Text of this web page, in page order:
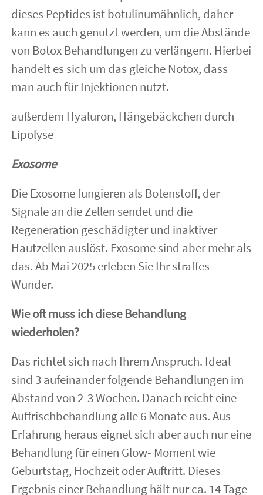
dieses Peptides ist botulinumähnlich, daher
kann es auch genutzt werden, um die Abstände
von Botox Behandlungen zu verlängern. Hierbei
handelt es sich um das gleiche Notox, dass
man auch für Injektionen nutzt.
außerdem Hyaluron, Hängebäckchen durch
Lipolyse
Exosome
Die Exosome fungieren als Botenstoff, der
Signale an die Zellen sendet und die
Regeneration geschädigter und inaktiver
Hautzellen auslöst. Exosome sind aber mehr als
das. Ab Mai 2025 erleben Sie Ihr straffes
Wunder.
Wie oft muss ich diese Behandlung
wiederholen?
Das richtet sich nach Ihrem Anspruch. Ideal
sind 3 aufeinander folgende Behandlungen im
Abstand von 2-3 Wochen. Danach reicht eine
Auffrischbehandlung alle 6 Monate aus. Aus
Erfahrung heraus eignet sich aber auch nur eine
Behandlung für einen Glow- Moment wie
Geburtstag, Hochzeit oder Auftritt. Dieses
Ergebnis einer Behandlung hält nur ca. 14 Tage